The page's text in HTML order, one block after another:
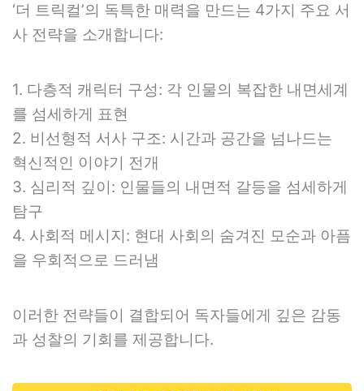
‘더 트릭컬’의 독특한 매력을 만드는 4가지 주요 서
사 전략을 소개합니다:
1. 다층적 캐릭터 구성: 각 인물의 복잡한 내면세계
를 섬세하게 표현
2. 비선형적 서사 구조: 시간과 공간을 넘나드는
혁신적인 이야기 전개
3. 심리적 깊이: 인물들의 내면적 갈등을 섬세하게
탐구
4. 사회적 메시지: 현대 사회의 숨겨진 모순과 아픔
을 우회적으로 드러냄
이러한 전략들이 결합되어 독자들에게 깊은 감동
과 성찰의 기회를 제공합니다.